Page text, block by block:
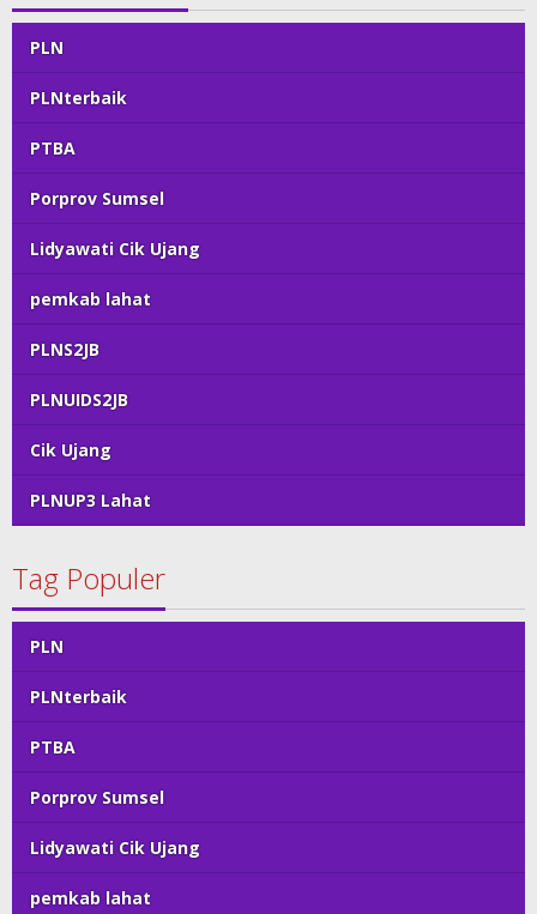
PLN
PLNterbaik
PTBA
Porprov Sumsel
Lidyawati Cik Ujang
pemkab lahat
PLNS2JB
PLNUIDS2JB
Cik Ujang
PLNUP3 Lahat
Tag Populer
PLN
PLNterbaik
PTBA
Porprov Sumsel
Lidyawati Cik Ujang
pemkab lahat